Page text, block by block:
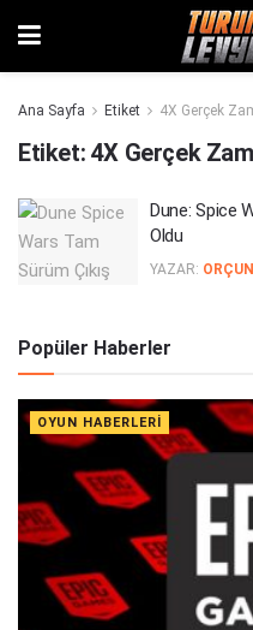
Ana Sayfa Etiket 4X Gerçek
Etiket: 4X Gerçek
Dune: Spice
Oldu
YAZAR:
Popüler Haberler
OYUN HABERLERI